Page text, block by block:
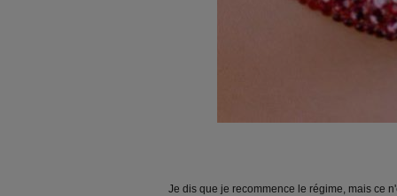
Je dis que je recommence le régime, mais ce